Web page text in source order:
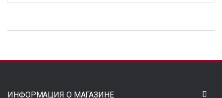
ИНФОРМАЦИЯ О МАГАЗИНЕ